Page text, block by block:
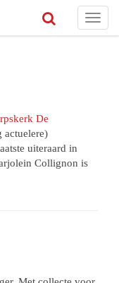
De
actuelere)
uiteraard in
Collignon is